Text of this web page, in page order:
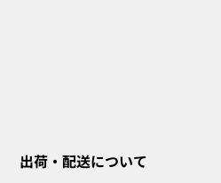
出荷・配送について